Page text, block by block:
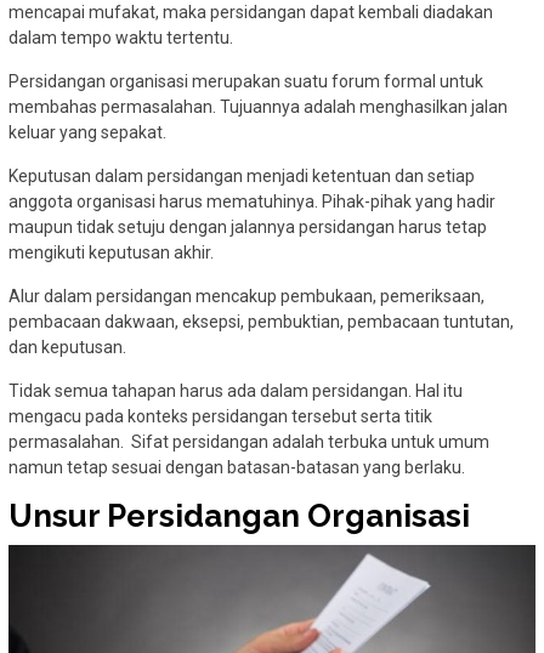
mencapai mufakat, maka persidangan dapat kembali diadakan
dalam tempo waktu tertentu.
Persidangan organisasi merupakan suatu forum formal untuk
membahas permasalahan. Tujuannya adalah menghasilkan jalan
keluar yang sepakat.
Keputusan dalam persidangan menjadi ketentuan dan setiap
anggota organisasi harus mematuhinya. Pihak-pihak yang hadir
maupun tidak setuju dengan jalannya persidangan harus tetap
mengikuti keputusan akhir.
Alur dalam persidangan mencakup pembukaan, pemeriksaan,
pembacaan dakwaan, eksepsi, pembuktian, pembacaan tuntutan,
dan keputusan.
Tidak semua tahapan harus ada dalam persidangan. Hal itu
mengacu pada konteks persidangan tersebut serta titik
permasalahan. Sifat persidangan adalah terbuka untuk umum
namun tetap sesuai dengan batasan-batasan yang berlaku.
Unsur Persidangan Organisasi